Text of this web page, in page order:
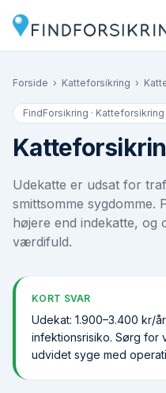
Forside › Katteforsikring ›
FindForsikring · Katteforsikring
Udekatte er udsat for
smittsomme sygdomme.
højere end indekatte,
værdifuld.
KORT SVAR
Udekat: 1.900–3.400 kr/
infektions­risiko. Sørg for
udvidet syge med